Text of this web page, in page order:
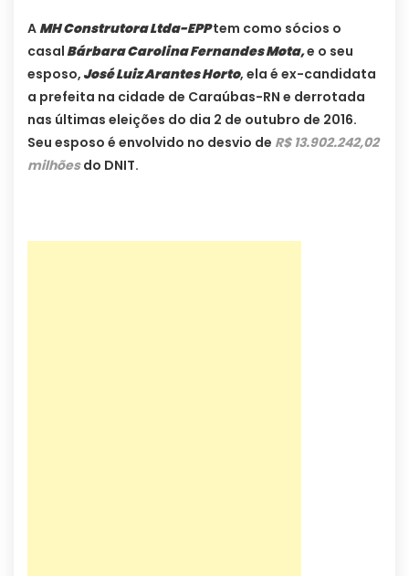
AMH ConstrutoraLtda-EPPtem como sócios o
casalBárbara Carolina Fernandes Mota,e o seu
esposo, José Luiz Arantes Horto, ela é ex-candidata
a prefeita na cidade de Caraúbas-RN e derrotada
nas últimas eleições do dia 2 de outubro de 2016.
Seu esposo é envolvido no desvio de R$ 13.902.242,02
milhõesdo DNIT.